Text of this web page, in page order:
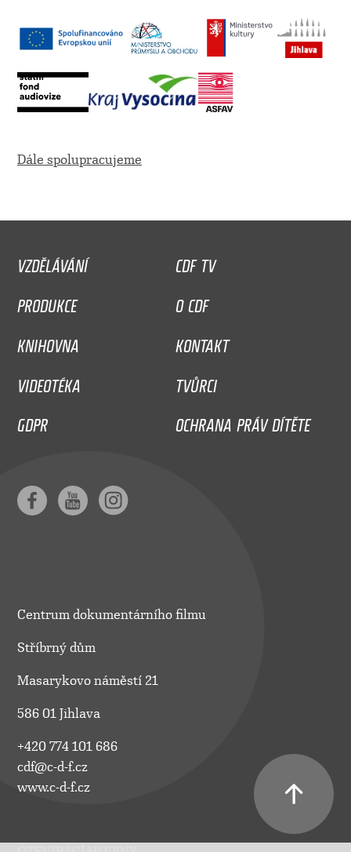
Dále spolupracujeme
VZDĚLÁVÁNÍ
CDF TV
PRODUKCE
O CDF
KNIHOVNA
KONTAKT
VIDEOTÉKA
TVŮRCI
GDPR
OCHRANA PRÁV DÍTĚTE
Centrum dokumentárního filmu
Stříbrný dům
Masarykovo náměstí 21
586 01 Jihlava
+420 774 101 686
cdf@c-d-f.cz
www.c-d-f.cz